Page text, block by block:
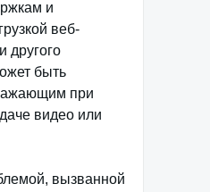
и
веб-
другого
быть
при
видео или
вызванной